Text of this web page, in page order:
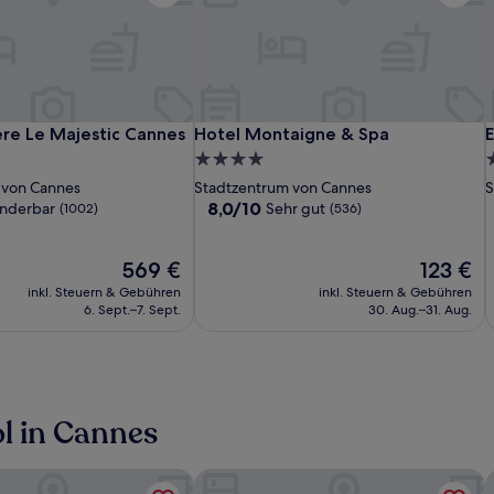
CRISTAL
HOTEL
&
SPA
Hôtel
Barrière
Le
Majestic
Le Majestic Cannes
Le Majestic Cannes
Cannes
(1002)
Der
Preis
beträgt
569 €
inkl. Steuern & Gebühren
6. Sept.–7. Sept.
Hotel
Montaigne
&
Spa
Hotel Montaigne & Spa
Hotel Montaigne & Spa
4.0-
Sterne-
Unterkunft
Stadtzentrum von Cannes
8.0
8,0/10 Sehr gut (536)
Der
Preis
beträgt
123 €
inkl. Steuern & Gebühren
30. Aug.–31. Aug.
in Cannes
Premier Le Patio des Artistes